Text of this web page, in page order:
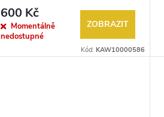
600 Kč
Momentálně
nedostupné
ZOBRAZIT
Kód:KAW10000586